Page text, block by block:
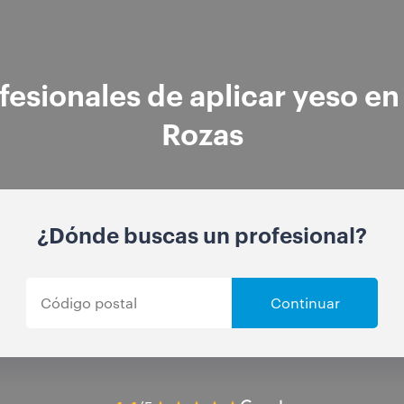
de aplicar yeso en
Rozas
¿Dónde buscas un profesional?
Continuar